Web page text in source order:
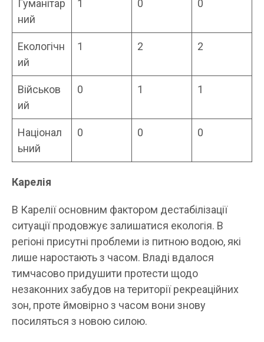
Гуманітар
ний
1 0 0
Екологічн
ий
1 2 2
Військов
ий
0 1 1
Націонал
ьний
0 0 0
Карелія
В Карелії основним фактором дестабілізації
ситуації продовжує залишатися екологія. В
регіоні присутні проблеми із питною водою, які
лише наростають з часом. Владі вдалося
тимчасово придушити протести щодо
незаконних забудов на території рекреаційних
зон, проте ймовірно з часом вони знову
посиляться з новою силою.